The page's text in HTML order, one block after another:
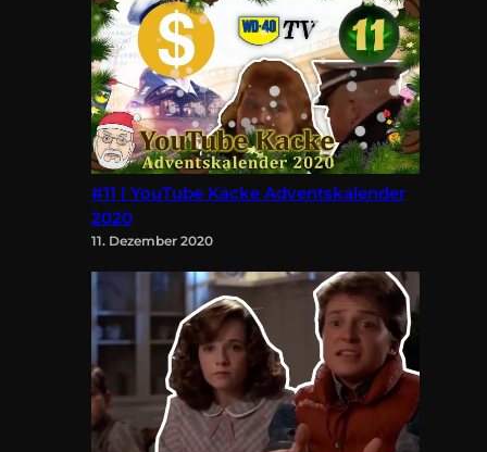
#11 | YouTube Kacke Adventskalender
2020
11. Dezember 2020